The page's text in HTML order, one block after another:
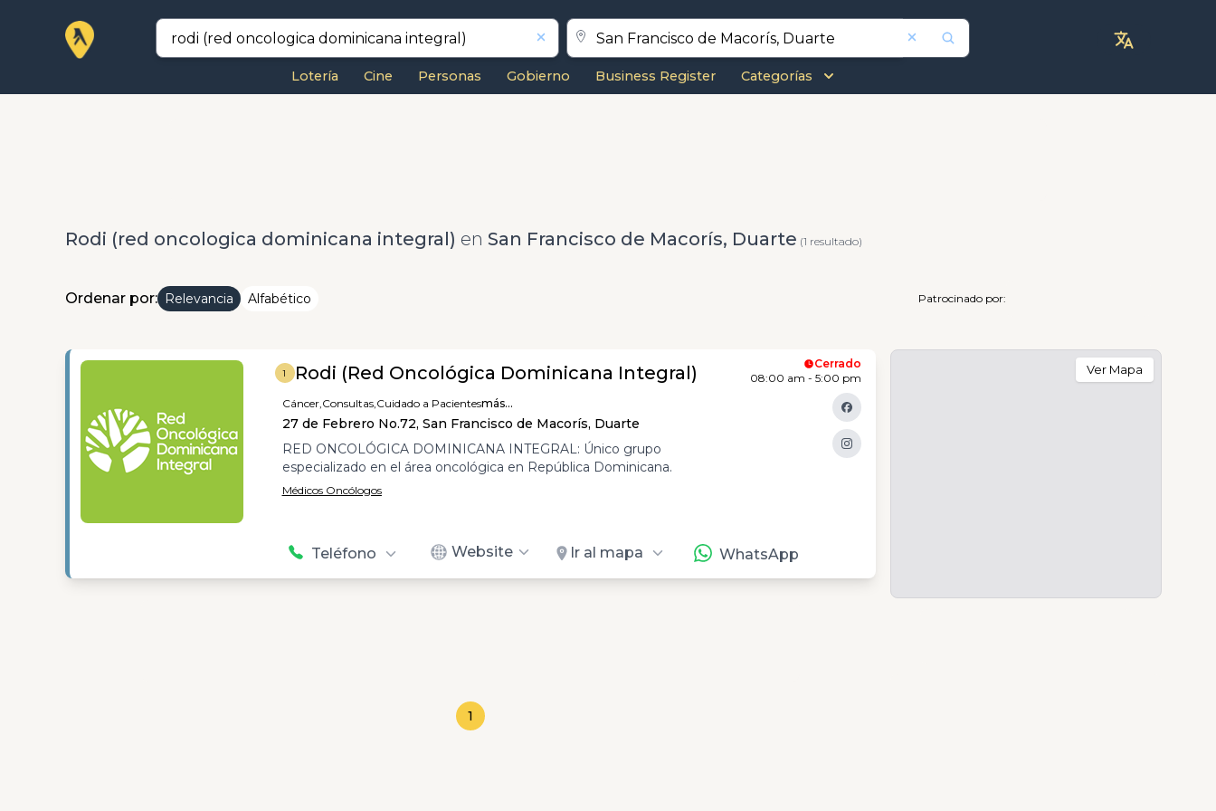
Lotería Cine Personas Gobierno Business Register Categorías
Rodi (red oncologica dominicana integral) en San Francisco de Macorís, Duarte (1 resultado)
Ordenar por: Relevancia Alfabético Patrocinado por:
1 Rodi (Red Oncológica Dominicana Integral)
Cáncer,Consultas,Cuidado a Pacientesmás...
27 de Febrero No.72, San Francisco de Macorís, Duarte
RED ONCOLÓGICA DOMINICANA INTEGRAL: Único grupo
especializado en el área oncológica en República Dominicana.
Médicos Oncólogos
Teléfono Website Ir al mapa WhatsApp
Cerrado
08:00 am - 5:00 pm
1
Ver Mapa